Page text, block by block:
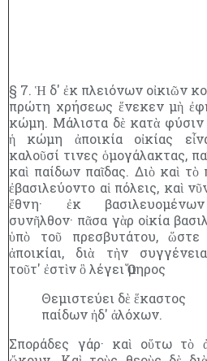
§ 7. Ἡ δ' ἐκ πλειόνων οἰκιῶν
πρώτη χρήσεως ἕνεκεν μὴ
κώμη. Μάλιστα δὲ κατὰ φύσιν
ἡ κώμη ἀποικία οἰκίας
καλοῦσί τινες ὁμογάλακτας,
καὶ παίδων παῖδας. Διὸ καὶ τὸ
ἐβασιλεύοντο αἱ πόλεις, καὶ
ἔθνη· ἐκ
συνῆλθον· πᾶσα γὰρ οἰκία
ὑπὸ τοῦ πρεσβυτάτου, ὥστε
ἀποικίαι, διὰ τὴν
τοῦτ' ἐστὶν ὃ λέγει Ὅμηρος
Θεμιστεύει δὲ ἕκαστος
παίδων ἠδ' ἀλόχων.
Σποράδες γάρ· καὶ οὕτω τὸ